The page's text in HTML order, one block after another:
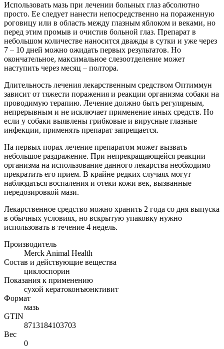
Использовать мазь при лечении больных глаз абсолютно
просто. Ее следует нанести непосредственно на пораженную
роговицу или в область между глазным яблоком и веками, но
перед этим промыв и очистив больной глаз. Препарат в
небольшом количестве наносится дважды в сутки и уже через
7 – 10 дней можно ожидать первых результатов. Но
окончательное, максимальное слезоотделение может
наступить через месяц – полтора.
Длительность лечения лекарственным средством Оптиммун
зависит от тяжести поражения и реакции организма собаки на
проводимую терапию. Лечение должно быть регулярным,
непрерывным и не исключает применение иных средств. Но
если у собаки выявлены грибковые и вирусные глазные
инфекции, применять препарат запрещается.
На первых порах лечение препаратом может вызвать
небольшое раздражение. При непрекращающейся реакции
организма на использование данного лекарства необходимо
прекратить его прием. В крайне редких случаях могут
наблюдаться воспаления и отеки кожи век, вызванные
передозировкой мази.
Лекарственное средство можно хранить 2 года со дня выпуска
в обычных условиях, но вскрытую упаковку нужно
использовать в течение 4 недель.
Производитель
Merck Animal Health
Состав и действующие вещества
циклоспорин
Показания к применению
сухой кератоконъюнктивит
Формат
мазь
GTIN
8713184103703
Вес
0